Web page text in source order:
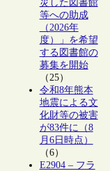
災した図書館
等への助成
（2026年
度）」を希望
する図書館の
募集を開始
（25）
令和8年熊本
地震による文
化財等の被害
が83件に（8
月6日時点）
（6）
E2904 – フラ